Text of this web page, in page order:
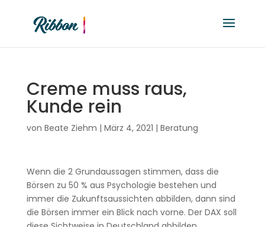
Creme muss raus,
Kunde rein
von Beate Ziehm | März 4, 2021 | Beratung
Wenn die 2 Grundaussagen stimmen, dass die
Börsen zu 50 % aus Psychologie bestehen und
immer die Zukunftsaussichten abbilden, dann sind
die Börsen immer ein Blick nach vorne. Der DAX soll